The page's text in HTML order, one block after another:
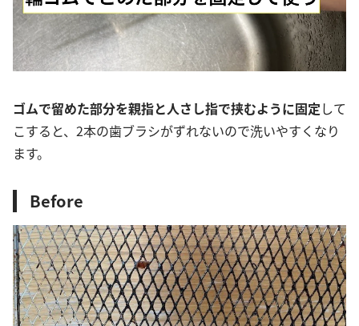
ゴムで留めた部分を親指と人さし指で挟むように固定して
こすると、2本の歯ブラシがずれないので洗いやすくなり
ます。
Before